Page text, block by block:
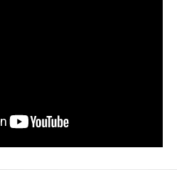
になっています！
、自分自身でやっていただ